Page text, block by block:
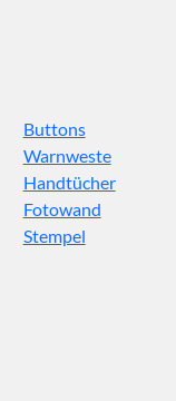
Buttons
Warnweste
Handtücher
Fotowand
Stempel